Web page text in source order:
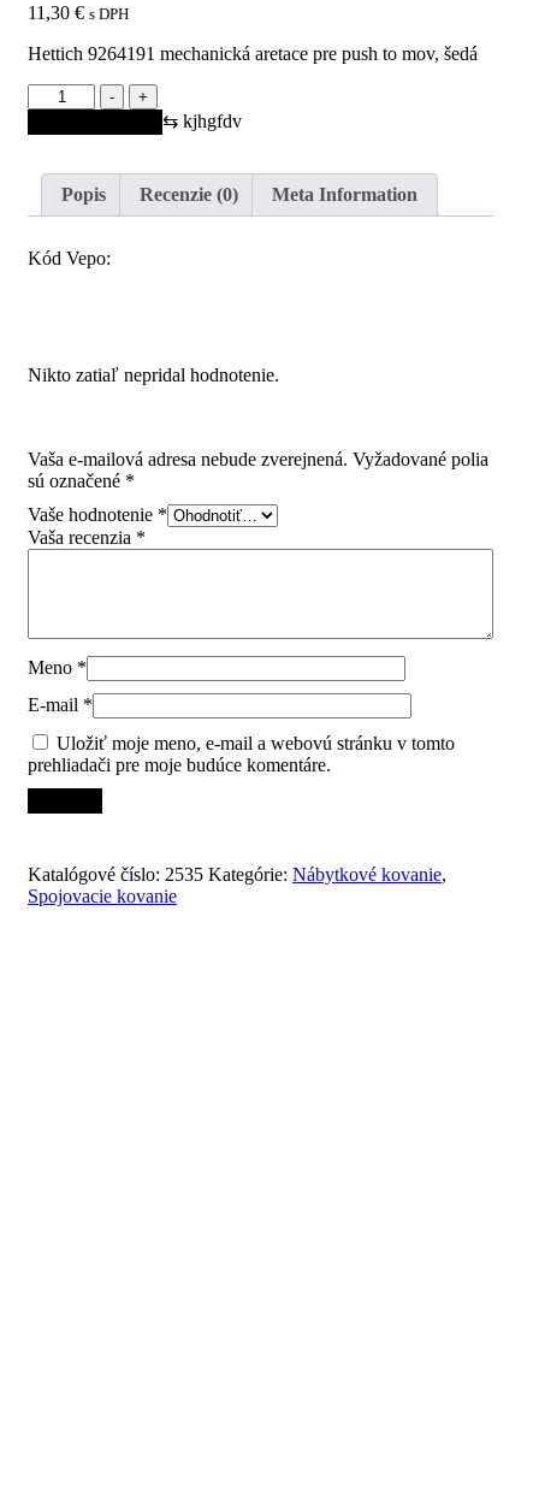
11,30 € s DPH
Hettich 9264191 mechanická aretace pre push to mov, šedá
-
množstvo
HETTICH
9264191
aretace
Push
mov,
+
⇆ kjhgfdv
Popis Recenzie (0) Meta Information
Kód Vepo:
Nikto zatiaľ nepridal hodnotenie.
Vaša e-mailová adresa nebude zverejnená. Vyžadované polia
sú označené *
Vaše hodnotenie *
Vaša recenzia *
Meno *
E-mail *
Uložiť moje meno, e-mail a webovú stránku v tomto
prehliadači pre moje budúce komentáre.
Katalógové číslo: 2535 Kategórie: Nábytkové kovanie,
Spojovacie kovanie